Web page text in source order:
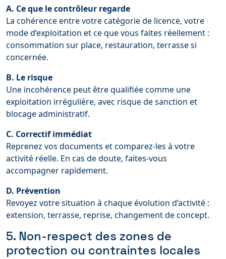
A. Ce que le contrôleur regarde
La cohérence entre votre catégorie de licence, votre
mode d’exploitation et ce que vous faites réellement :
consommation sur place, restauration, terrasse si
concernée.
B. Le risque
Une incohérence peut être qualifiée comme une
exploitation irrégulière, avec risque de sanction et
blocage administratif.
C. Correctif immédiat
Reprenez vos documents et comparez-les à votre
activité réelle. En cas de doute, faites-vous
accompagner rapidement.
D. Prévention
Revoyez votre situation à chaque évolution d’activité :
extension, terrasse, reprise, changement de concept.
5. Non-respect des zones de
protection ou contraintes locales